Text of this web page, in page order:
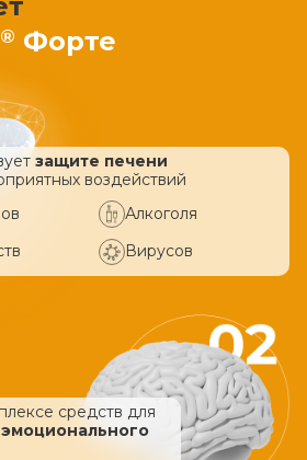
® Форте
защите печени
воздействий
Алкоголя
Вирусов
средств для